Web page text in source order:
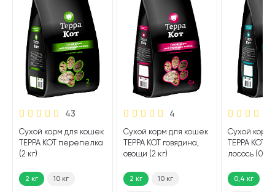
43
Сухой корм для кошек
ТЕРРА КОТ перепелка
(2 кг)
2 кг 10 кг
4
Сухой корм для кошек
ТЕРРА КОТ говядина,
овощи (2 кг)
2 кг 10 кг
Сухой корм
ТЕРРА КОТ
лосось (0,4
0,4 кг